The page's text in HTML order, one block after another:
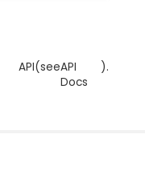
API(seeAPI
Docs
).